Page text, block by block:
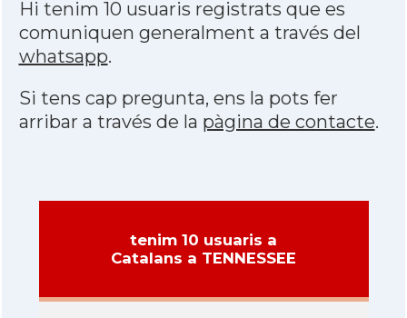
Hi tenim 10 usuaris registrats que es
comuniquen generalment a través del
whatsapp.
Si tens cap pregunta, ens la pots fer
arribar a través de la pàgina de contacte.
tenim 10 usuaris a
Catalans a TENNESSEE